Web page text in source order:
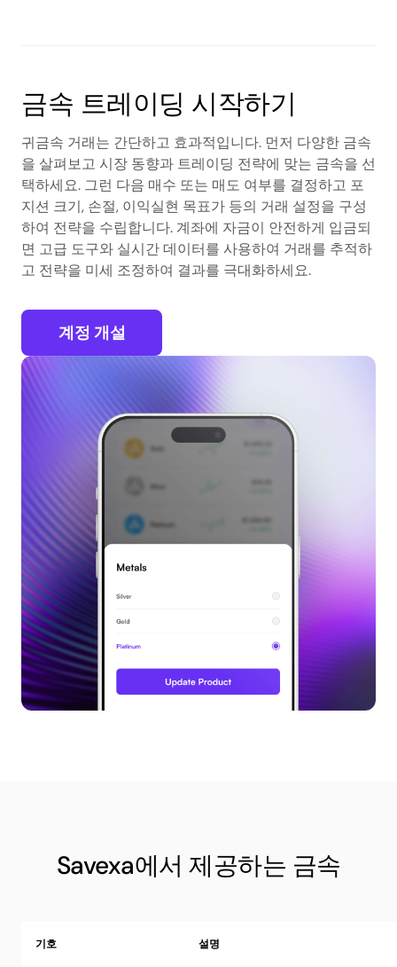
금속 트레이딩 시작하기
귀금속 거래는 간단하고 효과적입니다. 먼저 다양한 금속
을 살펴보고 시장 동향과 트레이딩 전략에 맞는 금속을 선
택하세요. 그런 다음 매수 또는 매도 여부를 결정하고 포
지션 크기, 손절, 이익실현 목표가 등의 거래 설정을 구성
하여 전략을 수립합니다. 계좌에 자금이 안전하게 입금되
면 고급 도구와 실시간 데이터를 사용하여 거래를 추적하
고 전략을 미세 조정하여 결과를 극대화하세요.
계정 개설
Savexa에서 제공하는 금속
기호 설명